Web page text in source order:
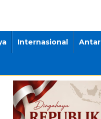
Internasional